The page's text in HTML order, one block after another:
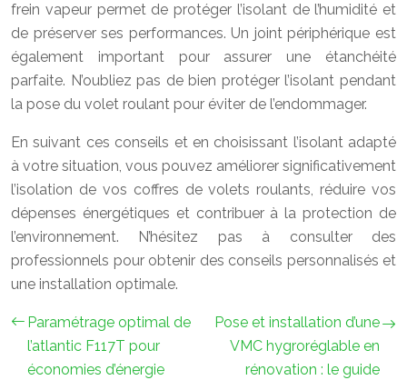
frein vapeur permet de protéger l’isolant de l’humidité et
de préserver ses performances. Un joint périphérique est
également important pour assurer une étanchéité
parfaite. N’oubliez pas de bien protéger l’isolant pendant
la pose du volet roulant pour éviter de l’endommager.
En suivant ces conseils et en choisissant l’isolant adapté
à votre situation, vous pouvez améliorer significativement
l’isolation de vos coffres de volets roulants, réduire vos
dépenses énergétiques et contribuer à la protection de
l’environnement. N’hésitez pas à consulter des
professionnels pour obtenir des conseils personnalisés et
une installation optimale.
Paramétrage optimal de
l’atlantic F117T pour
économies d’énergie
Pose et installation d’une
VMC hygroréglable en
rénovation : le guide